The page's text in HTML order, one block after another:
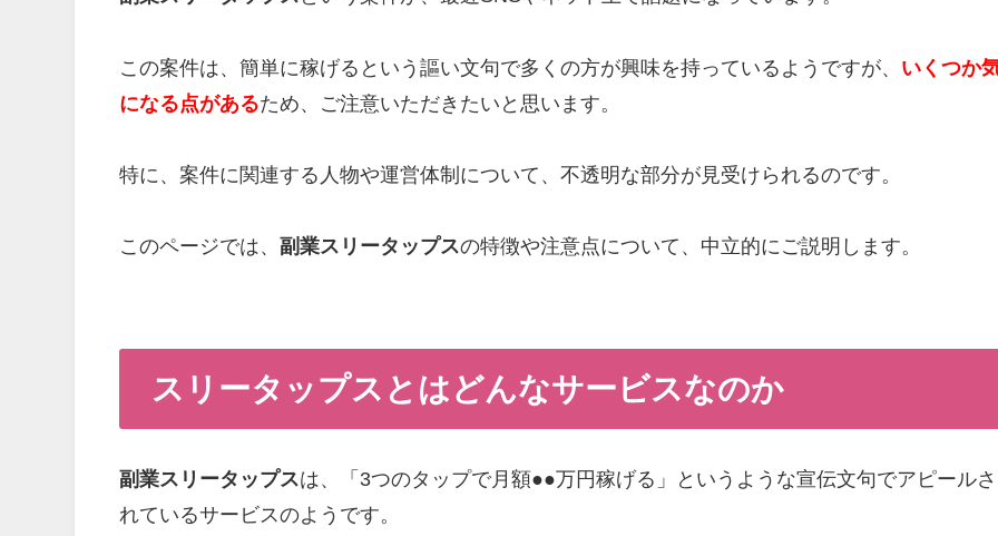
この案件は、簡単に稼げるという謳い文句で多くの方が興味を持っているようですが、 いくつか
になる点があるため、ご注意いただきたいと思います。
特に、案件に関連する人物や運営体制について、不透明な部分が見受けられるのです。
このページでは、 副業スリータップスの特徴や注意点について、中立的にご説明します。
スリータップスとはどんなサービスなのか
副業スリータップスは、「3つのタップで月額●●万円稼げる」というような宣伝文句でアピールさ
れているサービスのようです。